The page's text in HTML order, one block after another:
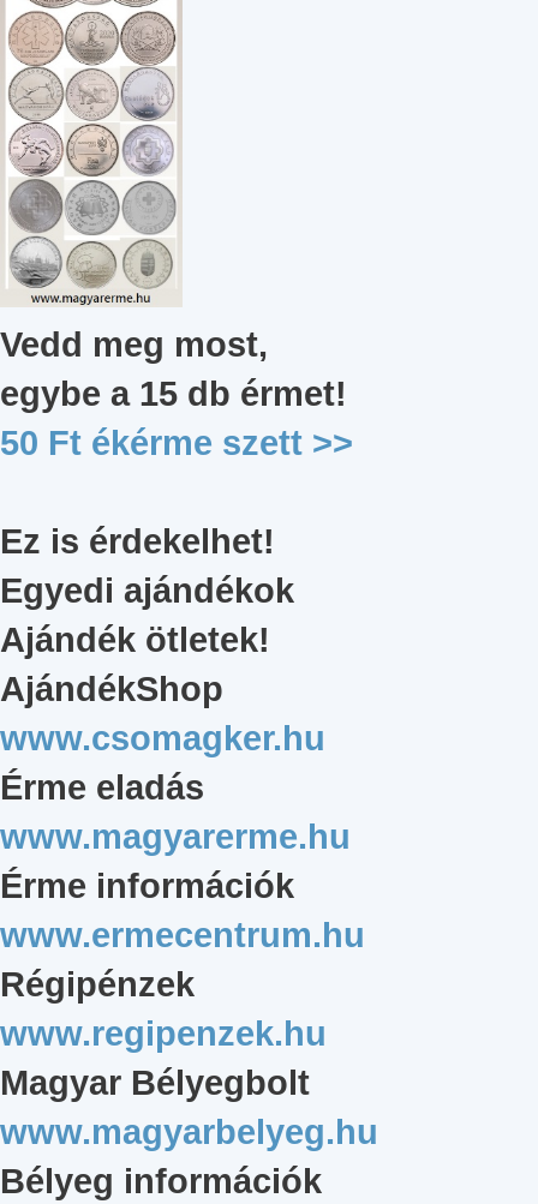
Vedd meg most,
egybe a 15 db érmet!
50 Ft ékérme szett >>
Ez is érdekelhet!
Egyedi ajándékok
Ajándék ötletek!
AjándékShop
www.csomagker.hu
Érme eladás
www.magyarerme.hu
Érme információk
www.ermecentrum.hu
Régipénzek
www.regipenzek.hu
Magyar Bélyegbolt
www.magyarbelyeg.hu
Bélyeg információk